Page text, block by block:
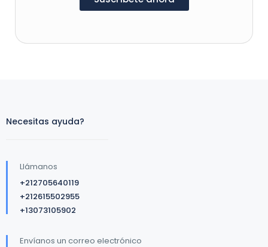
Necesitas ayuda?
Llámanos
+212705640119
+212615502955
+13073105902
Envíanos un correo electrónico